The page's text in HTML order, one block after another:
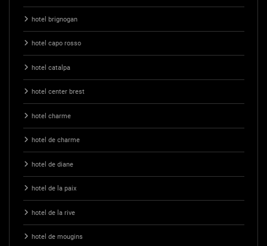
hotel brignogan
hotel capo rosso
hotel catalpa
hotel center brest
hotel charme
hotel de charme
hotel de diane
hotel de la paix
hotel de la rive
hotel de mougins